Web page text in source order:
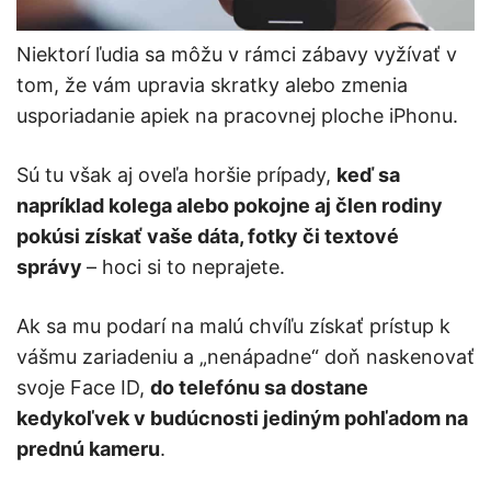
Niektorí ľudia sa môžu v rámci zábavy vyžívať v
tom, že vám upravia skratky alebo zmenia
usporiadanie apiek na pracovnej ploche iPhonu.
Sú tu však aj oveľa horšie prípady, keď sa
napríklad kolega alebo pokojne aj člen rodiny
pokúsi získať vaše dáta, fotky či textové
správy – hoci si to neprajete.
Ak sa mu podarí na malú chvíľu získať prístup k
vášmu zariadeniu a „nenápadne“ doň naskenovať
svoje Face ID, do telefónu sa dostane
kedykoľvek v budúcnosti jediným pohľadom na
prednú kameru.